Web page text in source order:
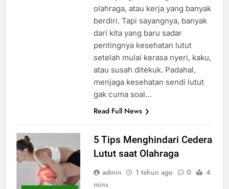
olahraga, atau kerja yang banyak
berdiri. Tapi sayangnya, banyak
dari kita yang baru sadar
pentingnya kesehatan lutut
setelah mulai kerasa nyeri, kaku,
atau susah ditekuk. Padahal,
menjaga kesehatan sendi lutut
gak cuma soal…
Read Full News
5 Tips Menghindari Cedera
Lutut saat Olahraga
admin 1 tahun ago 0
4
mins